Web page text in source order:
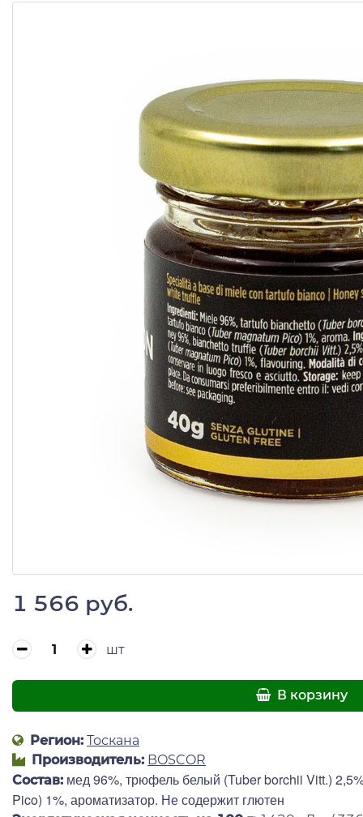
1 566 руб.
шт
В корзину
Регион: Тоскана
Производитель: BOSCOR
Состав: мед 96%, трюфель белый (Tuber borchii Vitt.)
Pico) 1%, ароматизатор. Не содержит глютен